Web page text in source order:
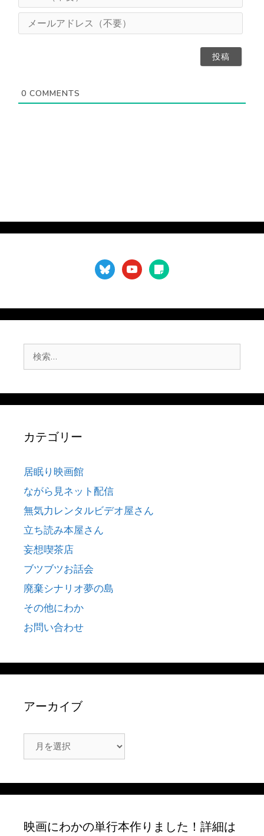
（
意
L
（
0 COMMENTS
blueskyyoutubesticky-
note
索:
カテゴリー
居眠り映画館
ながら見ネット配信
無気力レンタルビデオ屋さん
立ち読み本屋さん
妄想喫茶店
ブツブツお話会
廃棄シナリオ夢の島
その他にわか
お問い合わせ
アーカイブ
ー
映画にわかの単行本作りました！詳細は